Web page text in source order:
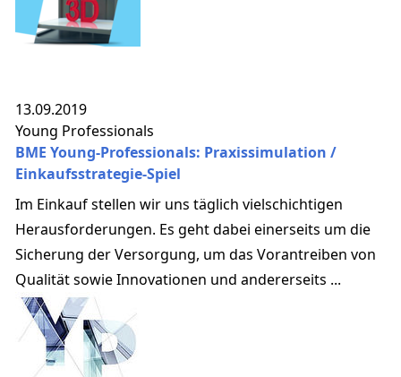
13.09.2019
Young Professionals
BME Young-Professionals: Praxissimulation /
Einkaufsstrategie-Spiel
Im Einkauf stellen wir uns täglich vielschichtigen
Herausforderungen. Es geht dabei einerseits um die
Sicherung der Versorgung, um das Vorantreiben von
Qualität sowie Innovationen und andererseits ...